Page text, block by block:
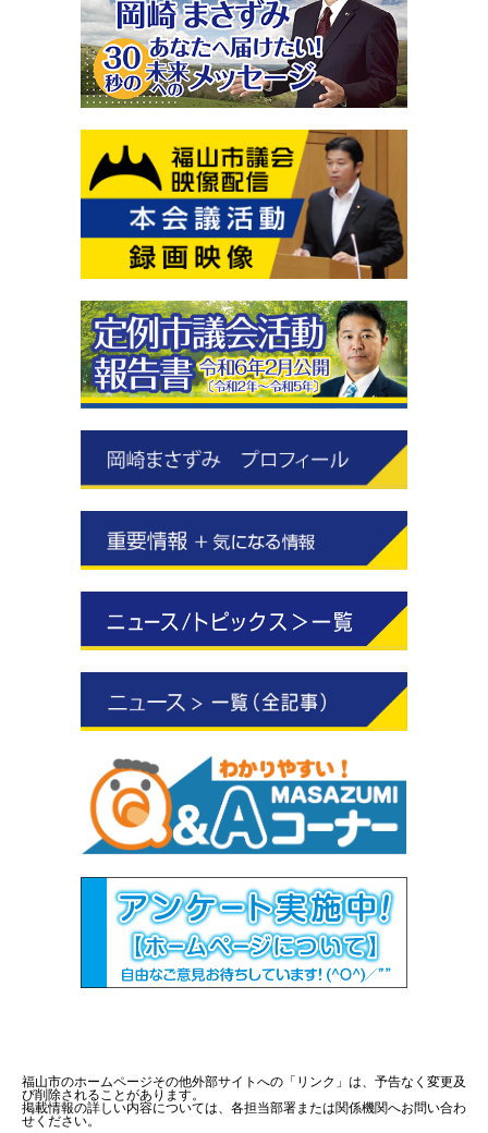
福山市のホームページその他外部サイトへの「リンク」は、予告なく変更及
び削除されることがあります。
掲載情報の詳しい内容については、各担当部署または関係機関へお問い合わ
せください。